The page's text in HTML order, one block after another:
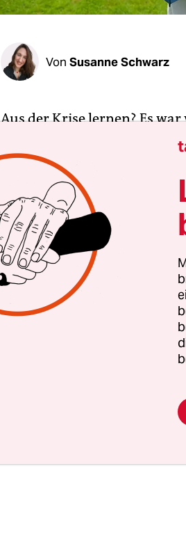
Von Susanne Schwarz
Aus der Krise lernen? Es
man sich klammern konnte,
Einzelnen auf Quadratmeter
Menschen plötzlich
koordinierte
Wille nach der Pandemie
Nun ist es noch nicht nach
geben wir aber schon